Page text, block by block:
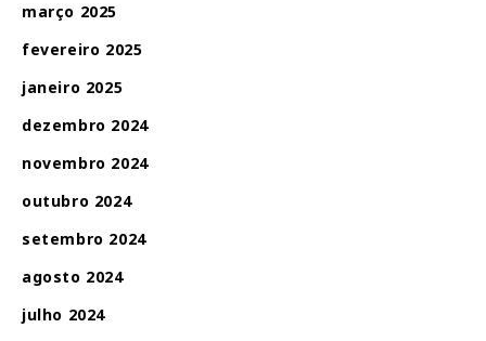
março 2025
fevereiro 2025
janeiro 2025
dezembro 2024
novembro 2024
outubro 2024
setembro 2024
agosto 2024
julho 2024